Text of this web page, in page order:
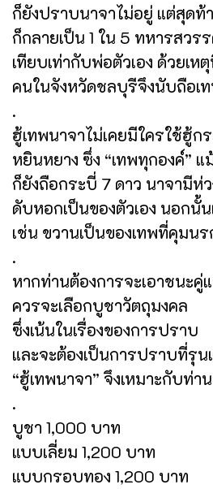
ก็ยังปราบนาจาไม่อยู่ แต่สุดท้
ก็กลายเป็น 1 ใน 5 ทหารสวร
เทียบเท่ากับพ่อตัวเอง ด้วยเห
คนในจังหวัดชลบุรีจึงนับถือเ
.
ฮู้เทพนาจาไม่เคยมีใครใช้ฮู้ก
หยินหยาง ซึ่ง “เทพทุกองค์” แ
ก็ยังถือกระบี่ 7 ดาว นาจามีห่
ดับหอกเป็นของตัวเอง นอกนั้
เช่น ขวานเป็นของเทพที่คุมน
.
หากท่านต้องการจะเอาชนะคู่
ควรจะเลือกบูชาวัตถุมงคล
ซึ่งเน้นในเรื่องของการปราบ
และจะต้องเป็นการปราบที่รุน
“ฮู้เทพนาจา” จึงเหมาะกับท่า
.
บูชา 1,000 บาท
แบบเลี่ยม 1,200 บาท
แบบกรอบทอง 1,200 บาท